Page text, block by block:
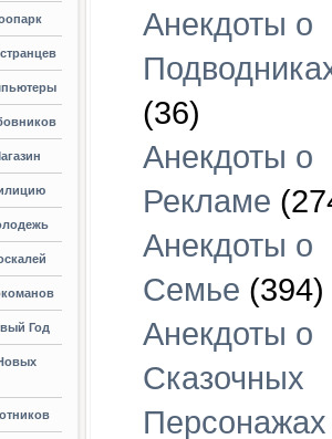
Год
Анекдоты о
(36)
Анекдоты о
Рекламе
Анекдоты о
Семье (394)
Анекдоты о
Сказочных
Персонажах